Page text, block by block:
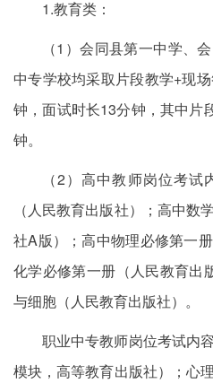
1.教育类：
（1）会同县第一中学、
中专学校均采取片段教学+现
钟，面试时长13分钟，其中片
钟。
（2）高中教师岗位考
（人民教育出版社）；高中数
社A版）；高中物理必修第一
化学必修第一册（人民教育出
与细胞（人民教育出版社）。
职业中专教师岗位考试内
模块，高等教育出版社）；心